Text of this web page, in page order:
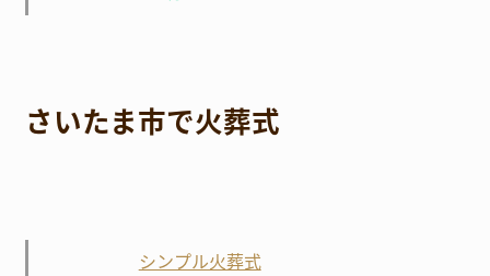
さいたま市で火葬式
シンプル火葬式